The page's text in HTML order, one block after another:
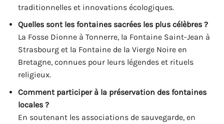
traditionnelles et innovations écologiques.
Quelles sont les fontaines sacrées les plus célèbres ?
La Fosse Dionne à Tonnerre, la Fontaine Saint-Jean à
Strasbourg et la Fontaine de la Vierge Noire en
Bretagne, connues pour leurs légendes et rituels
religieux.
Comment participer à la préservation des fontaines
locales ?
En soutenant les associations de sauvegarde, en